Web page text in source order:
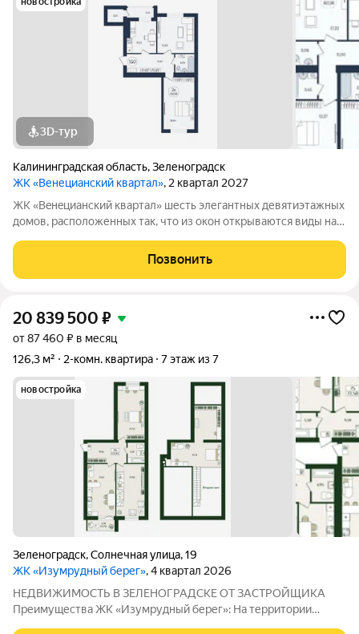
3D-тур
Калининградская область,Зеленоградск
ЖК «Венецианский квартал», 2 квартал 2027
ЖК «Вeнeцианcкий квартал» шесть элегантных девятиэтажных
домов, расположенных так, что из окон открываются виды на
-Квартиры в комплексе сдаются в качественном сером ключе.
-Дома имеют высокий
Позвонить
20 839 500 ₽
от 87 460 ₽ в месяц
126,3 м²
2-комн. квартира 7 этаж из 7
новостройка
Зеленоградск,Солнечная улица,19
ЖК «Изумрудный берег», 4 квартал 2026
НЕДВИЖИМОСТЬ В ЗЕЛЕНОГРАДСКЕ ОТ ЗАСТРОЙЩИКА
Преимущества ЖК «Изумрудный берег»: На территории